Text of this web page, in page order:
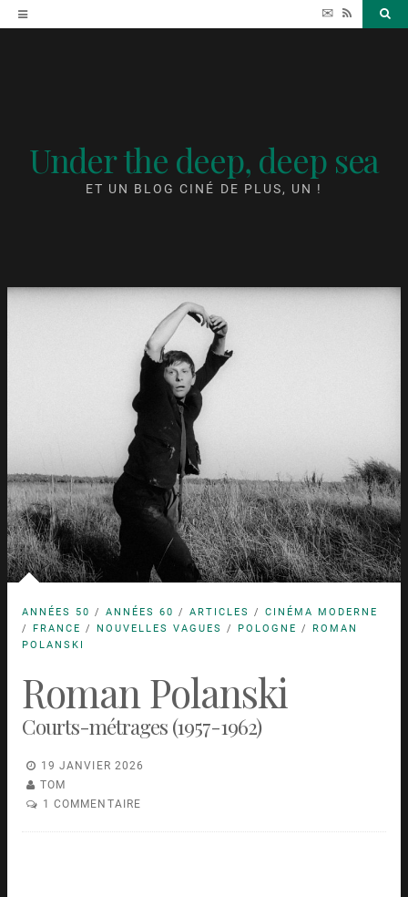
Accéder
au
✉ RSS
Under the deep, deep sea
ET UN BLOG CINÉ DE PLUS, UN !
ANNÉES 50 / ANNÉES 60 / ARTICLES / CINÉMA MODERNE
/ FRANCE / NOUVELLES VAGUES / POLOGNE / ROMAN
POLANSKI
Roman Polanski
Courts-métrages (1957-1962)
19 JANVIER 2026
TOM
1 COMMENTAIRE